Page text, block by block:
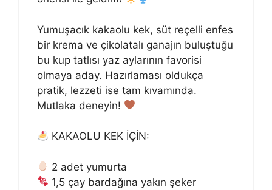
Yumuşacık kakaolu kek, süt reçelli enfes
bir krema ve çikolatalı ganajın buluştuğu
bu kup tatlısı yaz aylarının favorisi
olmaya aday. Hazırlaması oldukça
pratik, lezzeti ise tam kıvamında.
Mutlaka deneyin!
KAKAOLU KEK İÇİN:
2 adet yumurta
1,5 çay bardağına yakın şeker